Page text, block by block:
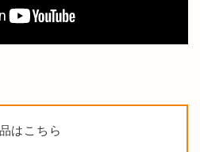
はこちら